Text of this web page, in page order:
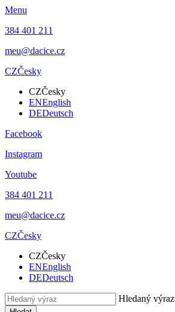
Menu
384 401 211
meu@dacice.cz
CZČesky
CZČesky
ENEnglish
DEDeutsch
Facebook
Instagram
Youtube
384 401 211
meu@dacice.cz
CZČesky
CZČesky
ENEnglish
DEDeutsch
Hledaný výraz